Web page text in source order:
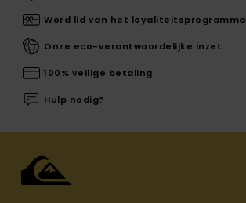
Word lid van het loyaliteitsprogramma
Onze eco-verantwoordelijke inzet
100% veilige betaling
Hulp nodig?